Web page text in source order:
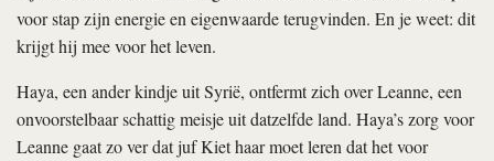
voor stap zijn energie en eigenwaarde terugvinden. En je weet: dit
krijgt hij mee voor het leven.
Haya, een ander kindje uit Syrië, ontfermt zich over Leanne, een
onvoorstelbaar schattig meisje uit datzelfde land. Haya’s zorg voor
Leanne gaat zo ver dat juf Kiet haar moet leren dat het voor